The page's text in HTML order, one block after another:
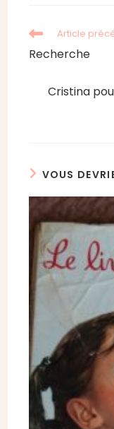
Read
articles
Article
Recherche
Cristina
VOUS